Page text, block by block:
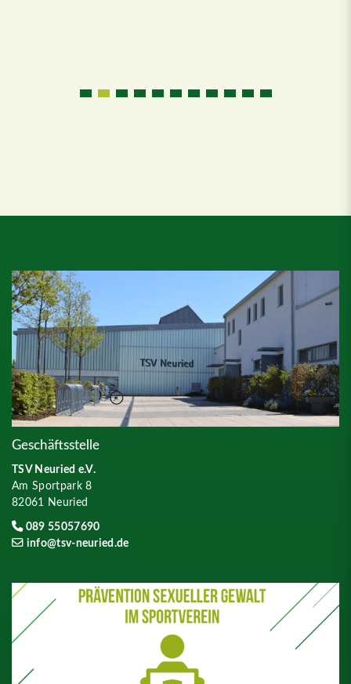
Geschäftsstelle
TSV Neuried e.V.
Am Sportpark 8
82061 Neuried
089 55057690
info@tsv-neuried.de